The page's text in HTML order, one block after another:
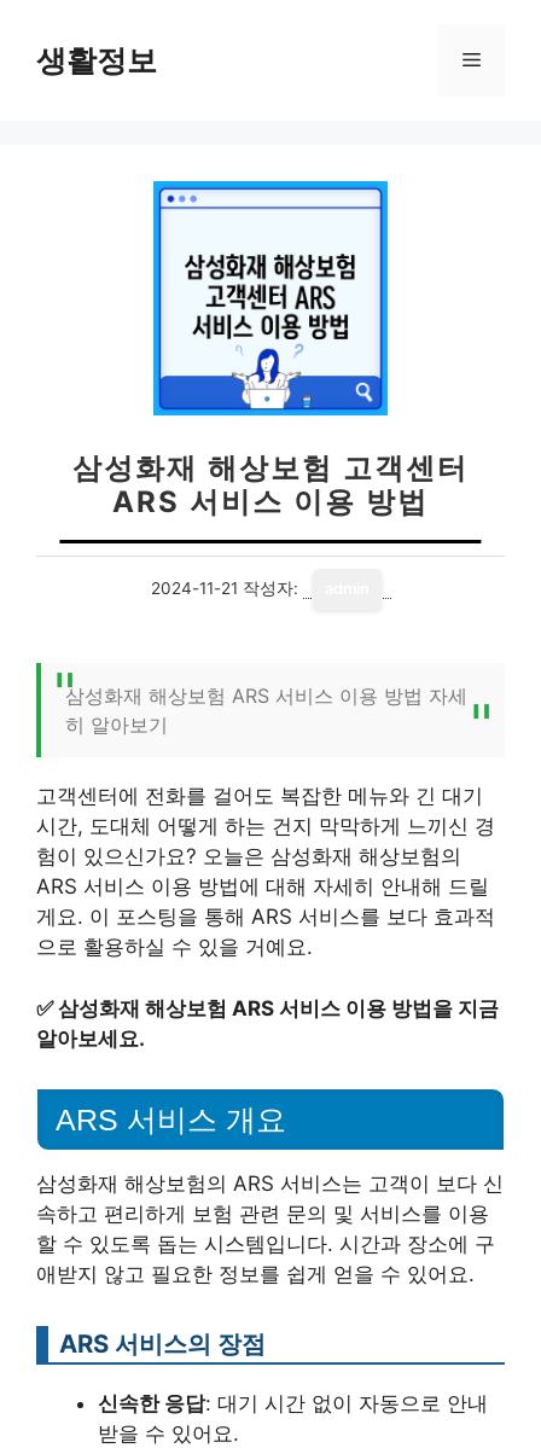
생활정보 메
삼성화재 해상보험 고객센터
ARS 서비스 이용 방법
2024-11-21 작성자:
삼성화재 해상보험 ARS 서비스 이용 방법 자세
히 알아보기
고객센터에 전화를 걸어도 복잡한 메뉴와 긴 대기
시간, 도대체 어떻게 하는 건지 막막하게 느끼신 경
험이 있으신가요? 오늘은 삼성화재 해상보험의
ARS 서비스 이용 방법에 대해 자세히 안내해 드릴
게요. 이 포스팅을 통해 ARS 서비스를 보다 효과적
으로 활용하실 수 있을 거예요.
✅삼성화재 해상보험 ARS 서비스 이용 방법을 지금
알아보세요.
ARS 서비스 개요
삼성화재 해상보험의 ARS 서비스는 고객이 보다 신
속하고 편리하게 보험 관련 문의 및 서비스를 이용
할 수 있도록 돕는 시스템입니다. 시간과 장소에 구
애받지 않고 필요한 정보를 쉽게 얻을 수 있어요.
ARS 서비스의 장점
신속한 응답: 대기 시간 없이 자동으로 안내
받을 수 있어요.